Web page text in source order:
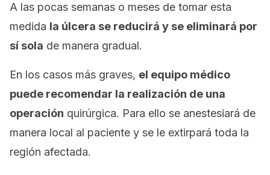
A las pocas semanas o meses de tomar esta
medida la úlcera se reducirá y se eliminará por
sí sola de manera gradual.
En los casos más graves, el equipo médico
puede recomendar la realización de una
operación quirúrgica. Para ello se anestesiará de
manera local al paciente y se le extirpará toda la
región afectada.